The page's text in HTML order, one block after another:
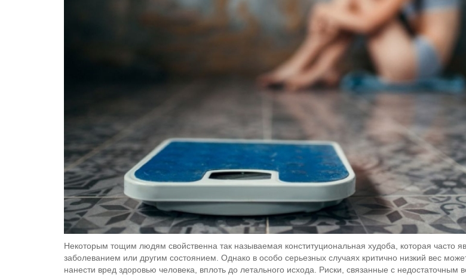
Некоторым тощим людям свойственна так называемая конституциональная худоба, которая часто
заболеванием или другим состоянием. Однако в особо серьезных случаях критично низкий вес
нанести вред здоровью человека, вплоть до летального исхода. Риски, связанные с